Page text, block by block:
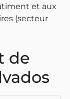
et aux
(secteur
de